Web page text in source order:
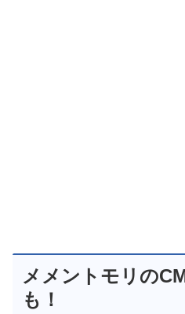
メメントモリの
も！